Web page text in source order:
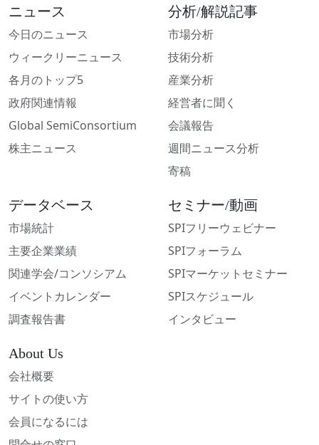
ニュース
今日のニュース
ウィークリーニュース
各月のトップ5
政府関連情報
Global SemiConsortium
株主ニュース
分析/解説記事
市場分析
技術分析
産業分析
経営者に聞く
会議報告
週間ニュース分析
寄稿
データベース
市場統計
主要企業業績
関連学会/コンソシアム
イベントカレンダー
調査報告書
セミナー/動画
SPIフリーウェビナー
SPIフォーラム
SPIマーケットセミナー
SPIスケジュール
インタビュー
About Us
会社概要
サイトの使い方
会員になるには